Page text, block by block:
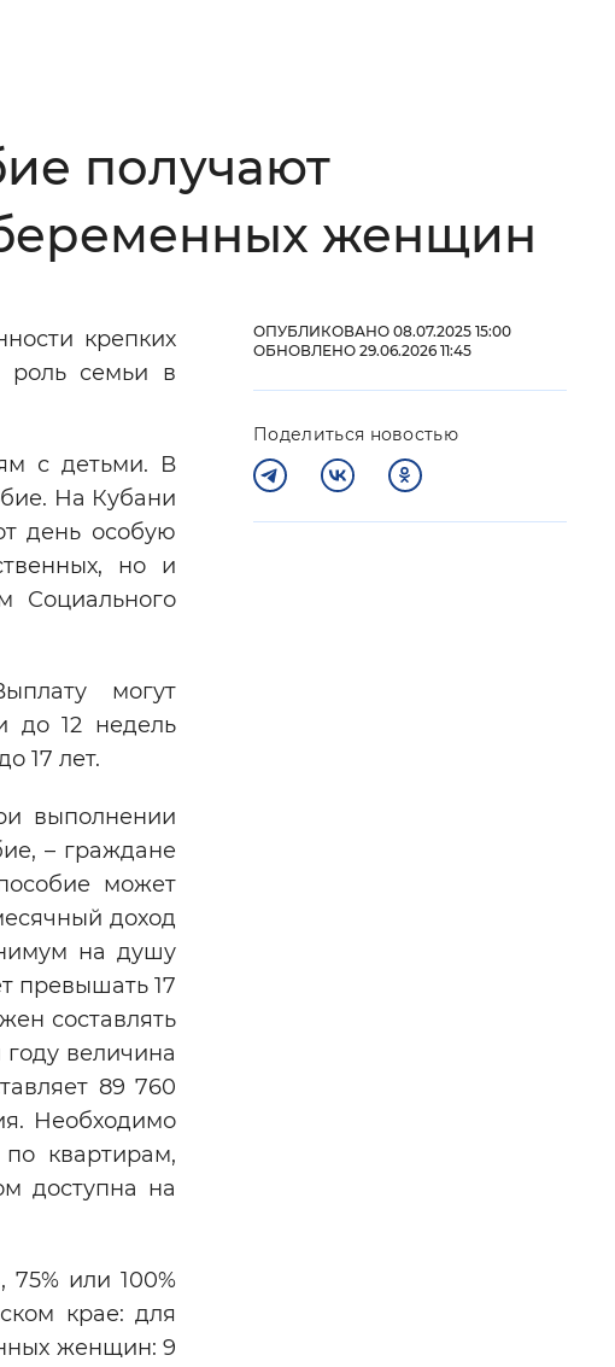
получают
женщин
крепких
роль семьи в
с детьми. В
На Кубани
день особую
но и
Социального
могут
до 12 недель
17 лет.
выполнении
– граждане
может
доход
на душу
превышать 17
составлять
величина
89 760
Необходимо
квартирам,
доступна на
или 100%
крае: для
женщин: 9
ОПУБЛИКОВАНО 08.07.2025 15:00
ОБНОВЛЕНО 29.06.2026 11:45
Поделиться новостью